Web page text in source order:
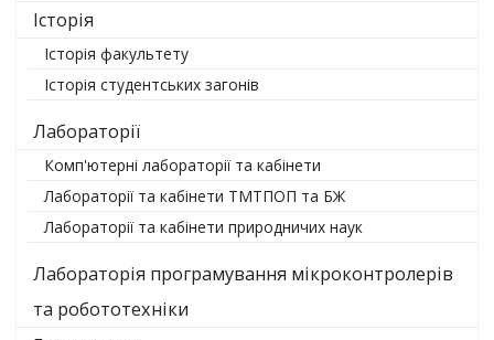
Історія
Історія факультету
Історія студентських загонів
Лабораторії
Комп'ютерні лабораторії та кабінети
Лабораторії та кабінети ТМТПОП та БЖ
Лабораторії та кабінети природничих наук
Лабораторія програмування мікроконтролерів
та робототехніки